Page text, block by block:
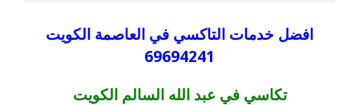
افضل خدمات التاكسي في العاصمة الكويت
69694241
تكاسي في عبد الله السالم الكويت